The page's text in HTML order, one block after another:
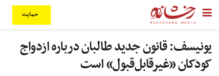
حمایت
یونیسف: قانون جدید طالبان درباره ازدواج
کودکان «غیرقابل‌قبول» است